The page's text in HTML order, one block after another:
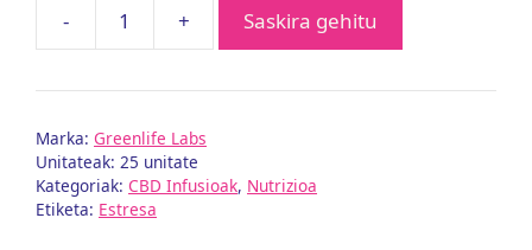
CBD
infusioa
Life
Saskira gehitu
Marka: Greenlife Labs
Unitateak: 25 unitate
Kategoriak: CBD Infusioak, Nutrizioa
Etiketa: Estresa